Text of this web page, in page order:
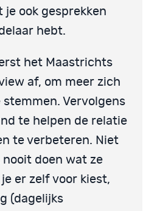
je ook gesprekken
hebt.
het Maastrichts
af, om meer zich
Vervolgens
te helpen de relatie
te verbeteren. Niet
doen wat ze
er zelf voor kiest,
(dagelijks